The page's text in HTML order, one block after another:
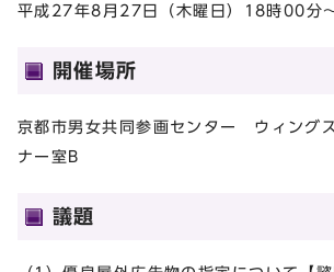
平成27年8月27日（木曜日）18時00分
開催場所
京都市男女共同参画センター ウィン
ナー室B
議題